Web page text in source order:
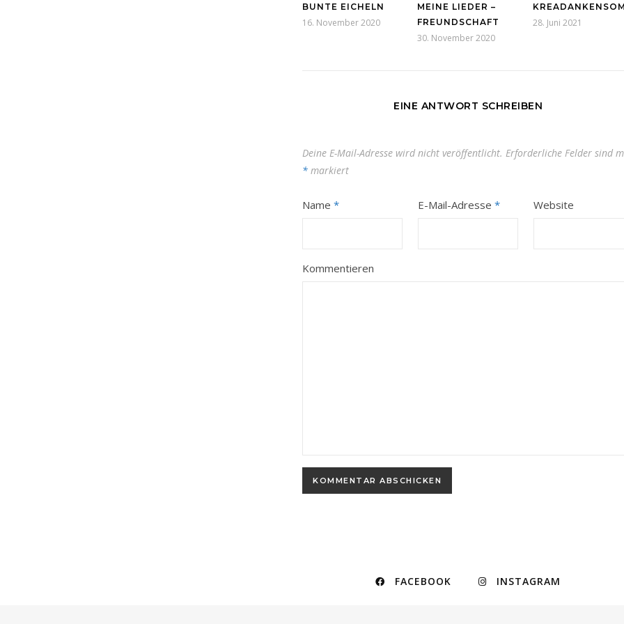
BUNTE EICHELN
16. November 2020
MEINE LIEDER –
FREUNDSCHAFT
30. November 2020
28. Juni 2021
EINE ANTWORT SCHREIBEN
Deine E-Mail-Adresse wird nicht veröffentlicht. Erforderliche Felder sind
* markiert
Name * E-Mail-Adresse * Website
Kommentieren
FACEBOOK INSTAGRAM